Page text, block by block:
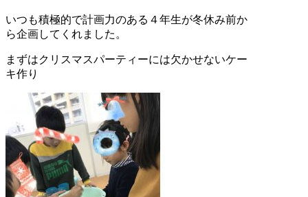
いつも積極的で計画力のある４年生が冬休み前か
ら企画してくれました。
まずはクリスマスパーティーには欠かせないケー
キ作り